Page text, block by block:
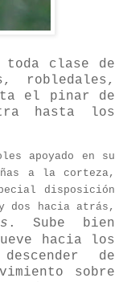
clase de
robledales,
el pinar de
hasta los
apoyado en su
a la corteza,
disposición
dos hacia atrás,
. Sube bien
hacia los
de
sobre